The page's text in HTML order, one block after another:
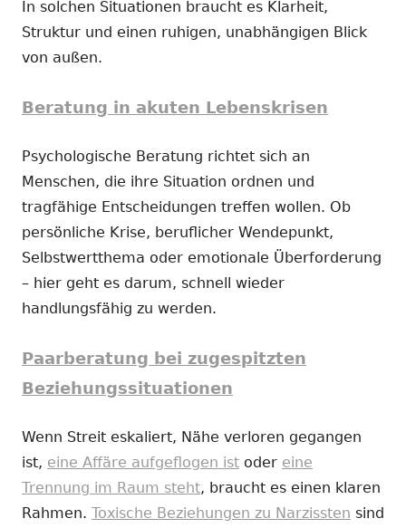
In solchen Situationen braucht es Klarheit,
Struktur und einen ruhigen, unabhängigen Blick
von außen.
Beratung in akuten Lebenskrisen
Psychologische Beratung richtet sich an
Menschen, die ihre Situation ordnen und
tragfähige Entscheidungen treffen wollen. Ob
persönliche Krise, beruflicher Wendepunkt,
Selbstwertthema oder emotionale Überforderung
– hier geht es darum, schnell wieder
handlungsfähig zu werden.
Paarberatung bei zugespitzten
Beziehungssituationen
Wenn Streit eskaliert, Nähe verloren gegangen
ist, eine Affäre aufgeflogen ist oder eine
Trennung im Raum steht, braucht es einen klaren
Rahmen. Toxische Beziehungen zu Narzissten sind